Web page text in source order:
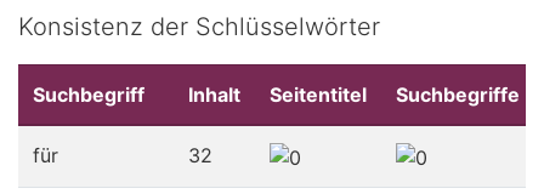
Konsistenz der Schlüsselwörter
Suchbegriff Inhalt Seitentitel Suchbegriffe
für 32